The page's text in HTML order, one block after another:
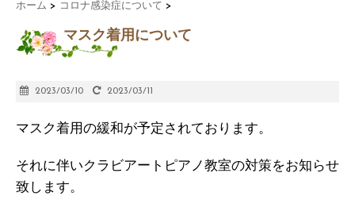
ホーム > コロナ感染症について >
マスク着用について
2023/03/10 2023/03/11
マスク着用の緩和が予定されております。
それに伴いクラビアートピアノ教室の対策をお知らせ
致します。